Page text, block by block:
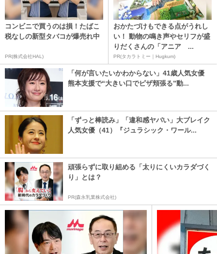
コンビニで買うのは損！たばこ
税なしの新型タバコが爆売れ中
PR(株式会社HAL)
おかたづけもできる点がうれし
い！ 動物の鳴き声やセリフが盛
りだくさんの「アニア ...
PR(タカラトミー｜Hugkum)
「何が言いたいかわからない」41歳人気女優
熊本支援で“大きい口でピザ頬張る”動...
「ずっと棒読み」「違和感ヤバい」大ブレイク
人気女優（41）『ジュラシック・ワール...
頑張らずに取り組める「太りにくいカラダづく
り」とは？
PR(森永乳業株式会社)